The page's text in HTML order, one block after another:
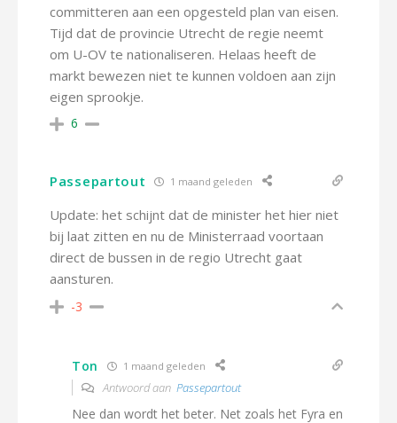
committeren aan een opgesteld plan van eisen.
Tijd dat de provincie Utrecht de regie neemt
om U-OV te nationaliseren. Helaas heeft de
markt bewezen niet te kunnen voldoen aan zijn
eigen sprookje.
6
Passepartout 1 maand geleden
Update: het schijnt dat de minister het hier niet
bij laat zitten en nu de Ministerraad voortaan
direct de bussen in de regio Utrecht gaat
aansturen.
-3
Ton 1 maand geleden
Antwoord aan Passepartout
Nee dan wordt het beter. Net zoals het Fyra en